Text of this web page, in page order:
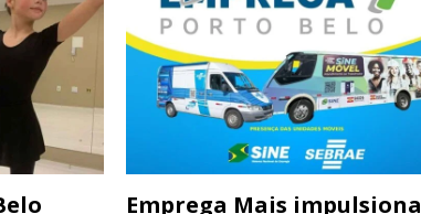
Emprega Mais impulsiona